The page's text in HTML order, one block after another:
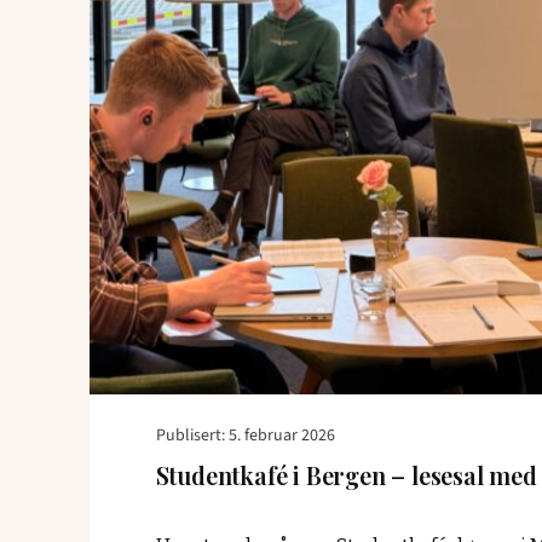
Publisert: 5. februar 2026
Studentkafé i Bergen – lesesal
med
lave
skuldre"